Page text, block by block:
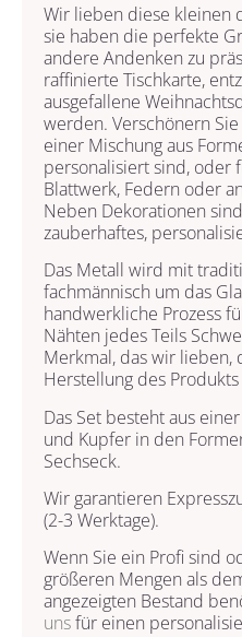
Wir lieben diese kleinen
sie haben die perfekte
andere Andenken zu
raffinierte Tischkarte,
ausgefallene
werden. Verschönern
einer Mischung aus
personalisiert sind, oder
Blattwerk, Federn oder
Neben Dekorationen
zauberhaftes,
Das Metall wird mit
fachmännisch um das
handwerkliche Prozess
Nähten jedes Teils
Merkmal, das wir lieben,
Herstellung des
Das Set besteht aus
und Kupfer in den
Sechseck.
Wir garantieren
(2-3 Werktage).
Wenn Sie ein Profi sind
größeren Mengen als
angezeigten Bestand
unsfür einen